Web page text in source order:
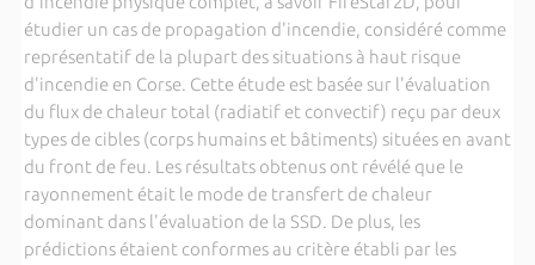
étudier un cas de propagation d'incendie, considéré comme
représentatif de la plupart des situations à haut risque
d'incendie en Corse. Cette étude est basée sur l'évaluation
du flux de chaleur total (radiatif et convectif) reçu par deux
types de cibles (corps humains et bâtiments) situées en avant
du front de feu. Les résultats obtenus ont révélé que le
rayonnement était le mode de transfert de chaleur
dominant dans l'évaluation de la SSD. De plus, les
prédictions étaient conformes au critère établi par les